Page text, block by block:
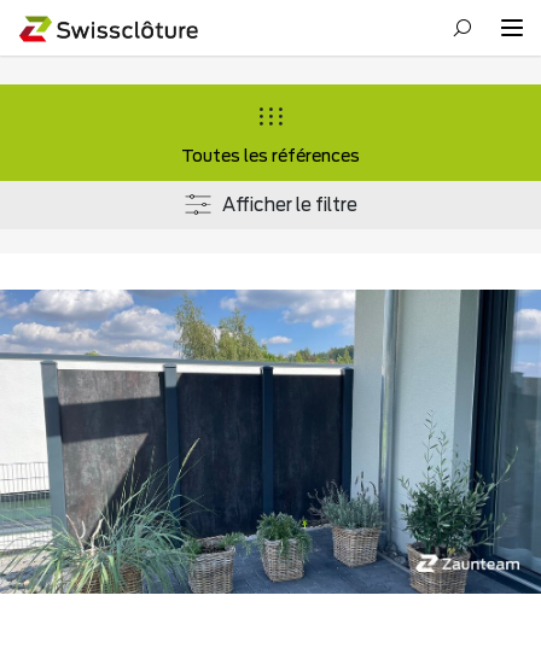
Toutes les références
Afficher le filtre